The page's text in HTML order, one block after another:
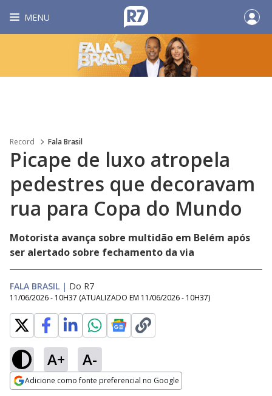
MENU
Record Fala Brasil
Picape de luxo atropela
pedestres que decoravam
rua para Copa do Mundo
Motorista avança sobre multidão em Belém após
ser alertado sobre fechamento da via
FALA BRASIL | Do R7
11/06/2026 - 10H37 (ATUALIZADO EM 11/06/2026 - 10H37)
A+ A-
Adicione como fonte preferencial no Google
Ativar
100.00%